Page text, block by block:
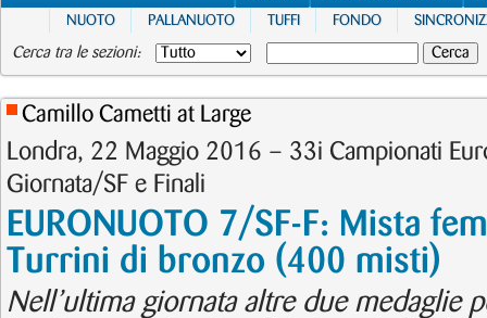
NUOTO PALLANUOTO TUFFI FONDO
Cerca tra le sezioni:
Camillo Cametti at Large
Londra, 22 Maggio 2016 – 33i Campionati
Giornata/SF e Finali
EURONUOTO 7/SF-F: Mista
Turrini di bronzo (400 misti)
Nell’ultima giornata altre due medaglie